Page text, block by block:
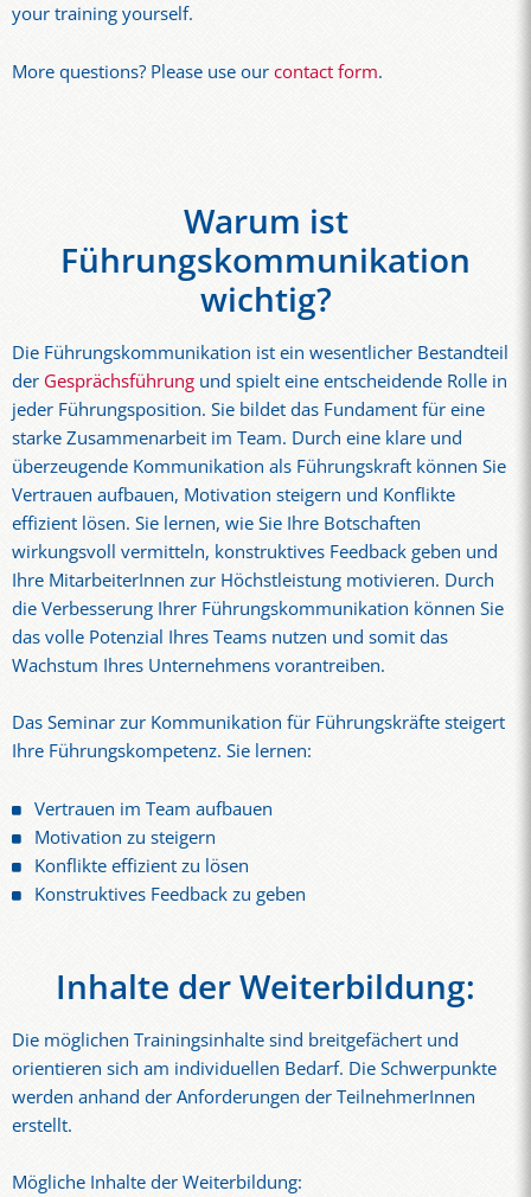
your training yourself.
More questions? Please use ourcontact form.
Warum ist
Führungskommunikation
wichtig?
Die Führungskommunikation ist ein wesentlicher Bestandteil
der Gesprächsführung und spielt eine entscheidende Rolle in
jeder Führungsposition. Sie bildet das Fundament für eine
starke Zusammenarbeit im Team. Durch eine klare und
überzeugende Kommunikation als Führungskraft können Sie
Vertrauen aufbauen, Motivation steigern und Konflikte
effizient lösen. Sie lernen, wie Sie Ihre Botschaften
wirkungsvoll vermitteln, konstruktives Feedback geben und
Ihre MitarbeiterInnen zur Höchstleistung motivieren. Durch
die Verbesserung Ihrer Führungskommunikation können Sie
das volle Potenzial Ihres Teams nutzen und somit das
Wachstum Ihres Unternehmens vorantreiben.
Das Seminar zur Kommunikation für Führungskräfte steigert
Ihre Führungskompetenz. Sie lernen:
Vertrauen im Team aufbauen
Motivation zu steigern
Konflikte effizient zu lösen
Konstruktives Feedback zu geben
Inhalte der Weiterbildung:
Die möglichen Trainingsinhalte sind breitgefächert und
orientieren sich am individuellen Bedarf. Die Schwerpunkte
werden anhand der Anforderungen der TeilnehmerInnen
erstellt.
Mögliche Inhalte der Weiterbildung: